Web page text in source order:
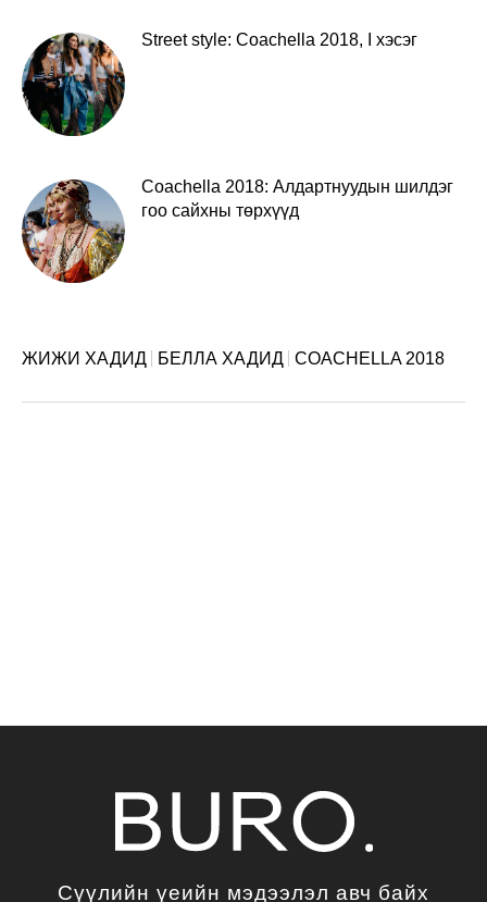
Street style: Coachella 2018, I хэсэг
Coachella 2018: Алдартнуудын шилдэг
гоо сайхны төрхүүд
ЖИЖИ ХАДИД БЕЛЛА ХАДИД COACHELLA 2018
Сүүлийн үеийн мэдээлэл авч байх